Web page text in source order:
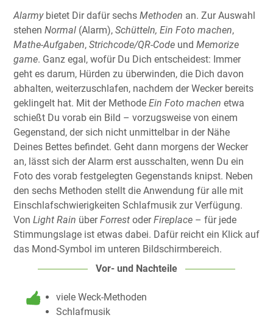
Alarmybietet Dir dafür sechs Methoden an. Zur Auswahl
stehen Normal (Alarm), Schütteln, Ein Foto machen,
Mathe-Aufgaben, Strichcode/QR-Code und Memorize
game. Ganz egal, wofür Du Dich entscheidest: Immer
geht es darum, Hürden zu überwinden, die Dich davon
abhalten, weiterzuschlafen, nachdem der Wecker bereits
geklingelt hat. Mit der Methode Ein Foto machen etwa
schießt Du vorab ein Bild – vorzugsweise von einem
Gegenstand, der sich nicht unmittelbar in der Nähe
Deines Bettes befindet. Geht dann morgens der Wecker
an, lässt sich der Alarm erst ausschalten, wenn Du ein
Foto des vorab festgelegten Gegenstands knipst. Neben
den sechs Methoden stellt die Anwendung für alle mit
Einschlafschwierigkeiten Schlafmusik zur Verfügung.
Von Light Rain überForrest oderFireplace – für jede
Stimmungslage ist etwas dabei. Dafür reicht ein Klick auf
das Mond-Symbol im unteren Bildschirmbereich.
Vor- und Nachteile
viele Weck-Methoden
Schlafmusik